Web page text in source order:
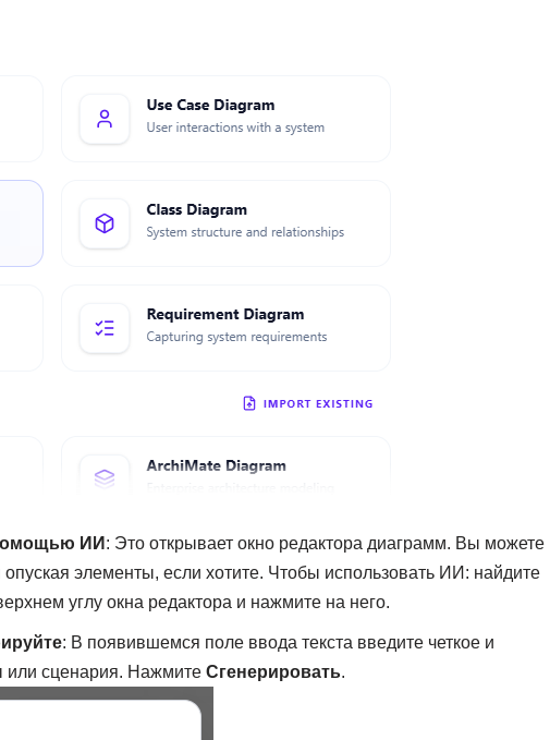
ИИ : Это открывает окно редактора диаграмм. Вы можете
опуская элементы, если хотите. Чтобы использовать ИИ: найдите
углу окна редактора и нажмите на него.
: В появившемся поле ввода текста введите четкое и
или сценария. Нажмите Сгенерировать.